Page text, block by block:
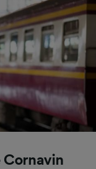
Cornavin
à des
et
contenu,
de